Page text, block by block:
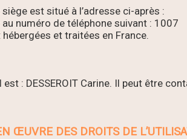
est situé à l’adresse ci-après :
numéro de téléphone suivant : 1007
et traitées en France.
: DESSEROIT Carine. Il peut être
ŒUVRE DES DROITS DE